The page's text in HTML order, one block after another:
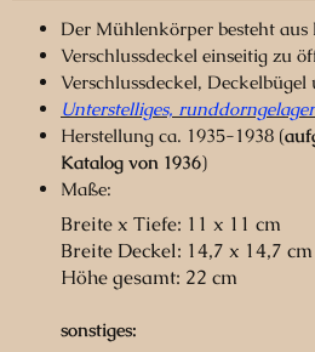
Der Mühlenkörper besteht aus
Verschlussdeckel einseitig zu
Verschlussdeckel,
Unterstelliges,
Herstellung ca. 1935-1938 (
Katalog von 1936)
Maße:
Breite x Tiefe: 11 x 11 cm
Breite Deckel: 14,7 x 14,7 cm
Höhe gesamt: 22 cm
sonstiges: